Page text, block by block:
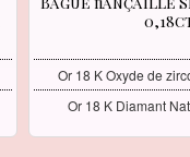
Or 18 K Oxyde de
Or 18 K Diamant